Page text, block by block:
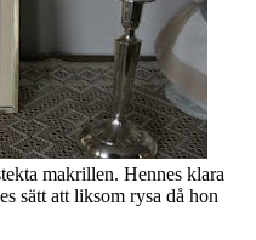
makrillen. Hennes klara
sätt att liksom rysa då hon